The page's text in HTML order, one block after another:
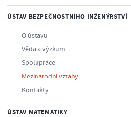
ÚSTAV BEZPEČNOSTNÍHO INŽENÝRSTVÍ
O ústavu
Věda a výzkum
Spolupráce
Mezinárodní vztahy
Kontakty
ÚSTAV MATEMATIKY